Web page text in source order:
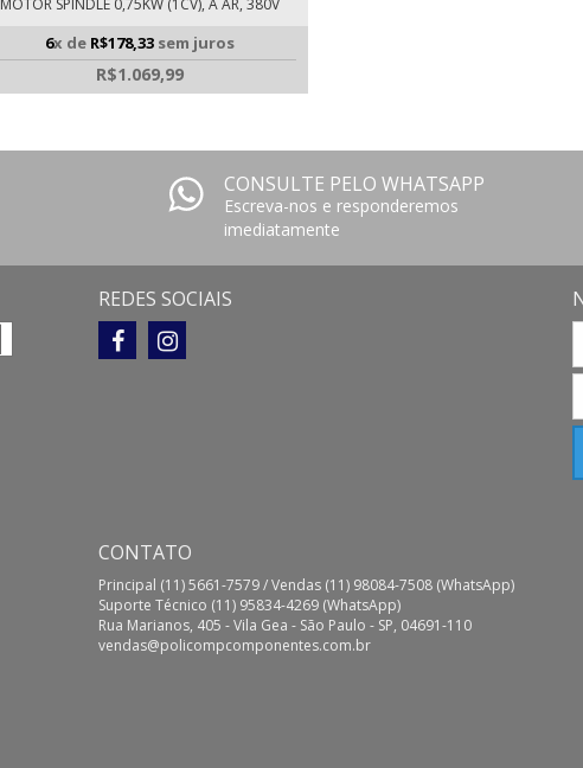
MOTOR SPINDLE 0,75KW (1CV), A AR, 380V
6x de R$178,33 sem juros
R$1.069,99
CONSULTE PELO WHATSAPP
Escreva-nos e responderemos
imediatamente
REDES SOCIAIS
CONTATO
Principal (11) 5661-7579 / Vendas (11) 98084-7508 (WhatsApp)
Suporte Técnico (11) 95834-4269 (WhatsApp)
Rua Marianos, 405 - Vila Gea - São Paulo - SP, 04691-110
vendas@policompcomponentes.com.br